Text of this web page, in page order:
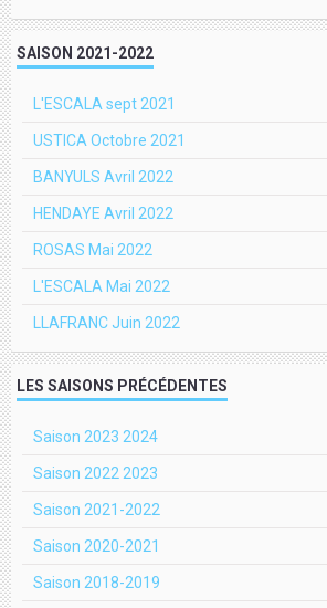
SAISON 2021-2022
L'ESCALA sept 2021
USTICA Octobre 2021
BANYULS Avril 2022
HENDAYE Avril 2022
ROSAS Mai 2022
L'ESCALA Mai 2022
LLAFRANC Juin 2022
LES SAISONS PRÉCÉDENTES
Saison 2023 2024
Saison 2022 2023
Saison 2021-2022
Saison 2020-2021
Saison 2018-2019